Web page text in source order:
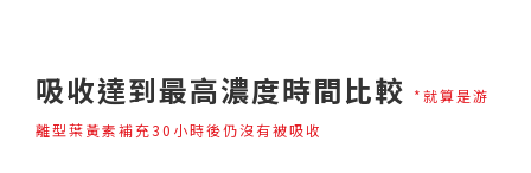
吸收達到最高濃度時間比較 *就算是游
離型葉黃素補充30小時後仍沒有被吸收